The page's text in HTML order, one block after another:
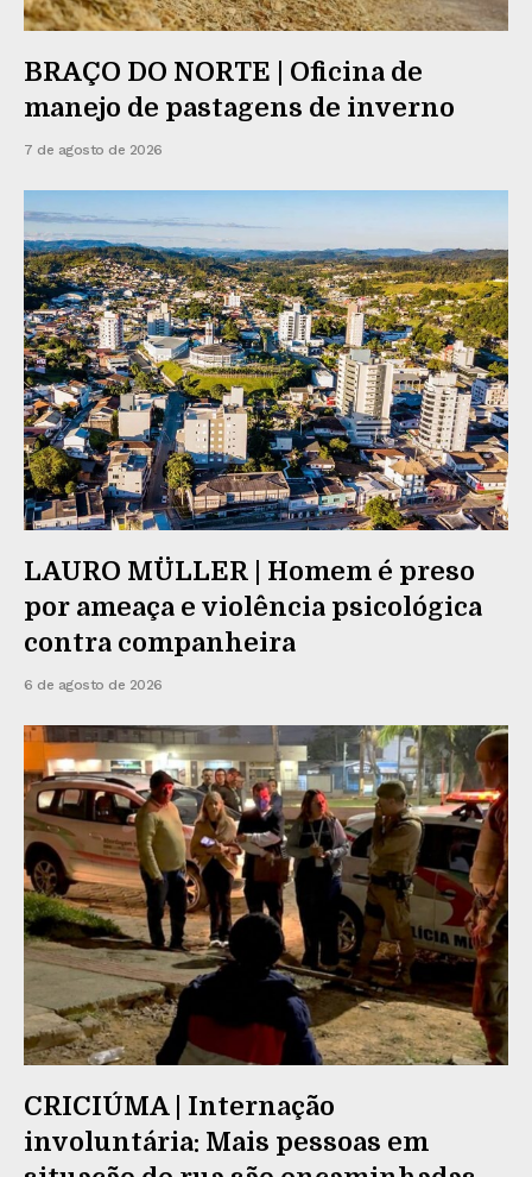
BRAÇO DO NORTE | Oficina de
manejo de pastagens de inverno
7 de agosto de 2026
LAURO MÜLLER | Homem é preso
por ameaça e violência psicológica
contra companheira
6 de agosto de 2026
CRICIÚMA | Internação
involuntária: Mais pessoas em